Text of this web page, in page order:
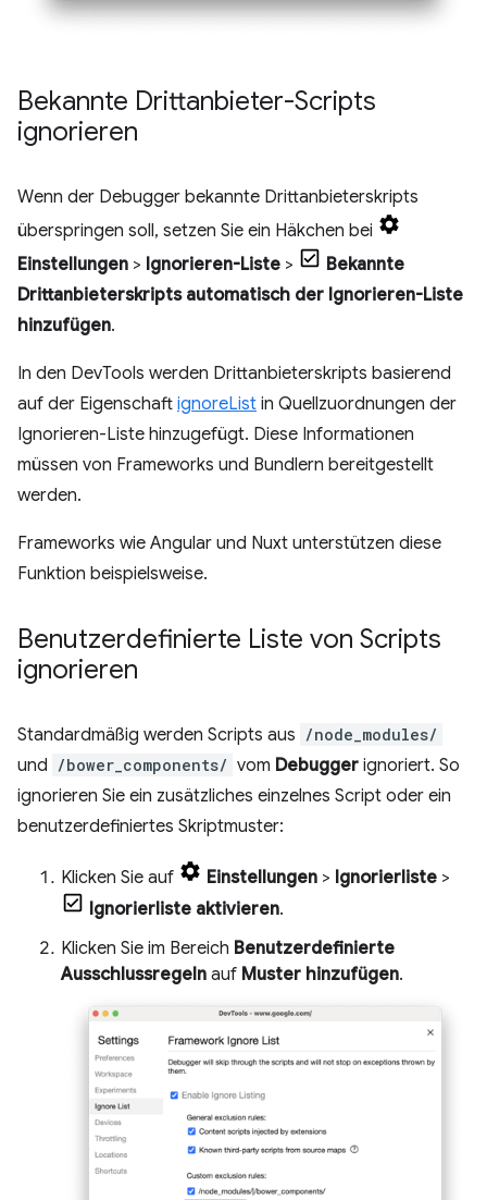
Bekannte Drittanbieter-Scripts
ignorieren
Wenn der Debugger bekannte Drittanbieterskripts
überspringen soll, setzen Sie ein Häkchen bei
Einstellungen > Ignorieren-Liste >
Bekannte
Drittanbieterskripts automatisch der Ignorieren-Liste
hinzufügen.
In den DevTools werden Drittanbieterskripts basierend
auf der Eigenschaft ignoreList in Quellzuordnungen der
Ignorieren-Liste hinzugefügt. Diese Informationen
müssen von Frameworks und Bundlern bereitgestellt
werden.
Frameworks wie Angular und Nuxt unterstützen diese
Funktion beispielsweise.
Benutzerdefinierte Liste von Scripts
ignorieren
Standardmäßig werden Scripts aus /node_modules/
und /bower_components/ vom Debugger ignoriert. So
ignorieren Sie ein zusätzliches einzelnes Script oder ein
benutzerdefiniertes Skriptmuster:
Klicken Sie auf Einstellungen > Ignorierliste >
Ignorierliste aktivieren.
Klicken Sie im Bereich Benutzerdefinierte
Ausschlussregeln auf Muster hinzufügen.